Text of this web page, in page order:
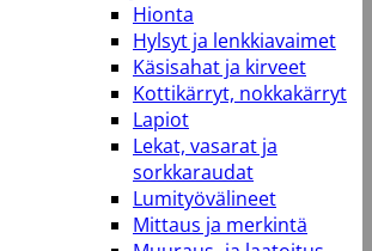
Hionta
Hylsyt ja lenkkiavaimet
Käsisahat ja kirveet
Kottikärryt, nokkakärryt
Lapiot
Lekat, vasarat ja
sorkkaraudat
Lumityövälineet
Mittaus ja merkintä